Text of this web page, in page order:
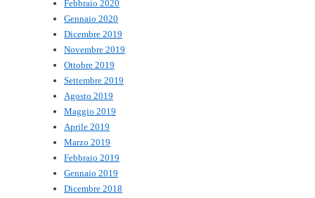
Febbraio 2020
Gennaio 2020
Dicembre 2019
Novembre 2019
Ottobre 2019
Settembre 2019
Agosto 2019
Maggio 2019
Aprile 2019
Marzo 2019
Febbraio 2019
Gennaio 2019
Dicembre 2018